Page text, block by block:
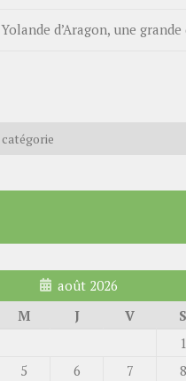
Yolande d’Aragon, une grande
août 2026
M J V S
1
5 6 7 8